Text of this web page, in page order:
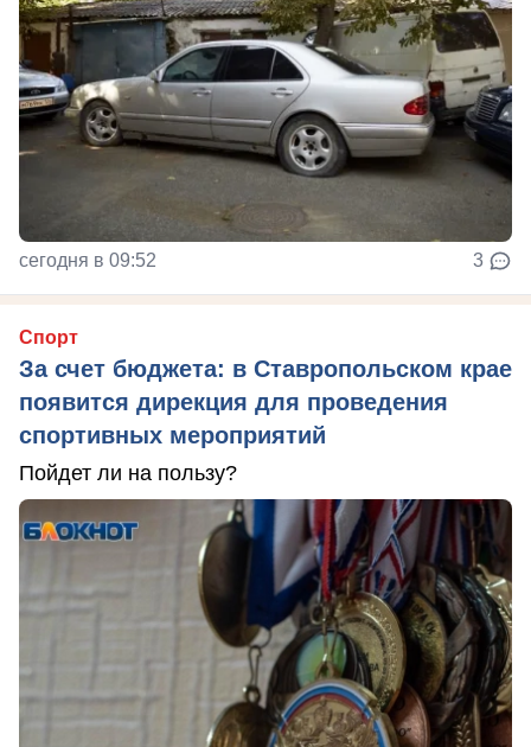
сегодня в 09:52 3
Спорт
За счет бюджета: в Ставропольском крае
появится дирекция для проведения
спортивных мероприятий
Пойдет ли на пользу?